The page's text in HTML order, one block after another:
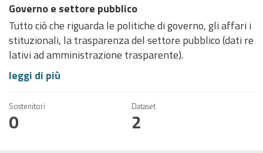
Governo e settore pubblico
Tutto ciò che riguarda le politiche di governo, gli affari i
stituzionali, la trasparenza del settore pubblico (dati re
lativi ad amministrazione trasparente).
leggi di più
Sostenitori
0
Dataset
2